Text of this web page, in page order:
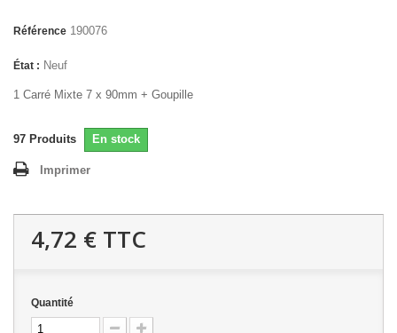
Référence 190076
État : Neuf
1 Carré Mixte 7 x 90mm + Goupille
97 Produits En stock
Imprimer
4,72 € TTC
Quantité